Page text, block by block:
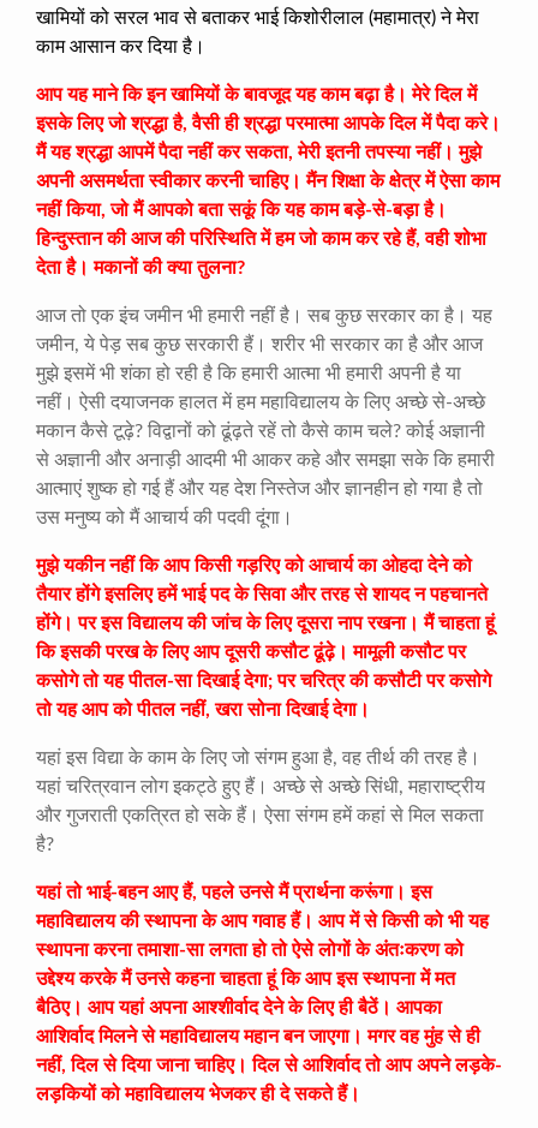
खामियों को सरल भाव से बताकर भाई किशोरीलाल (महामात्र) ने मेरा
काम आसान कर दिया है।
आप यह माने कि इन खामियों के बावजूद यह काम बढ़ा है। मेरे दिल में
इसके लिए जो श्रद्धा है, वैसी ही श्रद्धा परमात्मा आपके दिल में पैदा करे।
मैं यह श्रद्धा आपमें पैदा नहीं कर सकता, मेरी इतनी तपस्या नहीं। मुझे
अपनी असमर्थता स्वीकार करनी चाहिए। मैंन शिक्षा के क्षेत्र में ऐसा काम
नहीं किया, जो मैं आपको बता सकूं कि यह काम बड़े-से-बड़ा है।
हिन्दुस्तान की आज की परिस्थिति में हम जो काम कर रहे हैं, वही शोभा
देता है। मकानों की क्या तुलना?
आज तो एक इंच जमीन भी हमारी नहीं है। सब कुछ सरकार का है। यह
जमीन, ये पेड़ सब कुछ सरकारी हैं। शरीर भी सरकार का है और आज
मुझे इसमें भी शंका हो रही है कि हमारी आत्मा भी हमारी अपनी है या
नहीं। ऐसी दयाजनक हालत में हम महाविद्यालय के लिए अच्छे से-अच्छे
मकान कैसे टूढ़े? विद्वानों को ढूंढ़ते रहें तो कैसे काम चले? कोई अज्ञानी
से अज्ञानी और अनाड़ी आदमी भी आकर कहे और समझा सके कि हमारी
आत्माएं शुष्क हो गई हैं और यह देश निस्तेज और ज्ञानहीन हो गया है तो
उस मनुष्य को मैं आचार्य की पदवी दूंगा।
मुझे यकीन नहीं कि आप किसी गड़रिए को आचार्य का ओहदा देने को
तैयार होंगे इसलिए हमें भाई पद के सिवा और तरह से शायद न पहचानते
होंगे। पर इस विद्यालय की जांच के लिए दूसरा नाप रखना। मैं चाहता हूं
कि इसकी परख के लिए आप दूसरी कसौट ढूंढ़े। मामूली कसौट पर
कसोगे तो यह पीतल-सा दिखाई देगा; पर चरित्र की कसौटी पर कसोगे
तो यह आप को पीतल नहीं, खरा सोना दिखाई देगा।
यहां इस विद्या के काम के लिए जो संगम हुआ है, वह तीर्थ की तरह है।
यहां चरित्रवान लोग इकट्ठे हुए हैं। अच्छे से अच्छे सिंधी, महाराष्ट्रीय
और गुजराती एकत्रित हो सके हैं। ऐसा संगम हमें कहां से मिल सकता
है?
यहां तो भाई-बहन आए हैं, पहले उनसे मैं प्रार्थना करूंगा। इस
महाविद्यालय की स्थापना के आप गवाह हैं। आप में से किसी को भी यह
स्थापना करना तमाशा-सा लगता हो तो ऐसे लोगों के अंतःकरण को
उद्देश्य करके मैं उनसे कहना चाहता हूं कि आप इस स्थापना में मत
बैठिए। आप यहां अपना आश्शीर्वाद देने के लिए ही बैठें। आपका
आशिर्वाद मिलने से महाविद्यालय महान बन जाएगा। मगर वह मुंह से ही
नहीं, दिल से दिया जाना चाहिए। दिल से आशिर्वाद तो आप अपने लड़के-
लड़कियों को महाविद्यालय भेजकर ही दे सकते हैं।